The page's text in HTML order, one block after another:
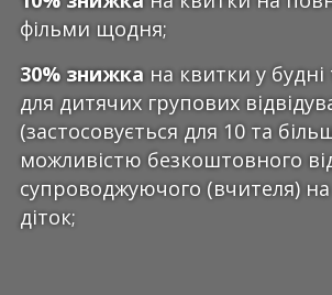
фільми щодня;
30% знижка на квитки у будні
для дитячих групових
(застосовується для 10 та
можливістю безкоштовного
супроводжуючого (вчителя)
діток;